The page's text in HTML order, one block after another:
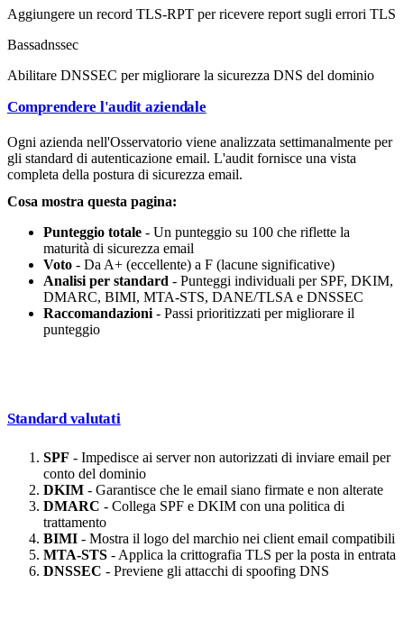
Aggiungere un record TLS-RPT per ricevere report sugli errori TLS
Bassadnssec
Abilitare DNSSEC per migliorare la sicurezza DNS del dominio
Comprendere l'audit aziendale
Ogni azienda nell'Osservatorio viene analizzata settimanalmente per
gli standard di autenticazione email. L'audit fornisce una vista
completa della postura di sicurezza email.
Cosa mostra questa pagina:
Punteggio totale - Un punteggio su 100 che riflette la
maturità di sicurezza email
Voto - Da A+ (eccellente) a F (lacune significative)
Analisi per standard - Punteggi individuali per SPF, DKIM,
DMARC, BIMI, MTA-STS, DANE/TLSA e DNSSEC
Raccomandazioni - Passi prioritizzati per migliorare il
punteggio
Standard valutati
SPF - Impedisce ai server non autorizzati di inviare email per
conto del dominio
DKIM - Garantisce che le email siano firmate e non alterate
DMARC - Collega SPF e DKIM con una politica di
trattamento
BIMI - Mostra il logo del marchio nei client email compatibili
MTA-STS - Applica la crittografia TLS per la posta in entrata
DNSSEC - Previene gli attacchi di spoofing DNS